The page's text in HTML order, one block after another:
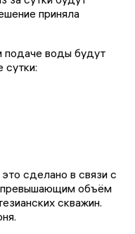
приняла
подаче воды будут
сутки:
сделано в связи с
превышающим объём
скважин.